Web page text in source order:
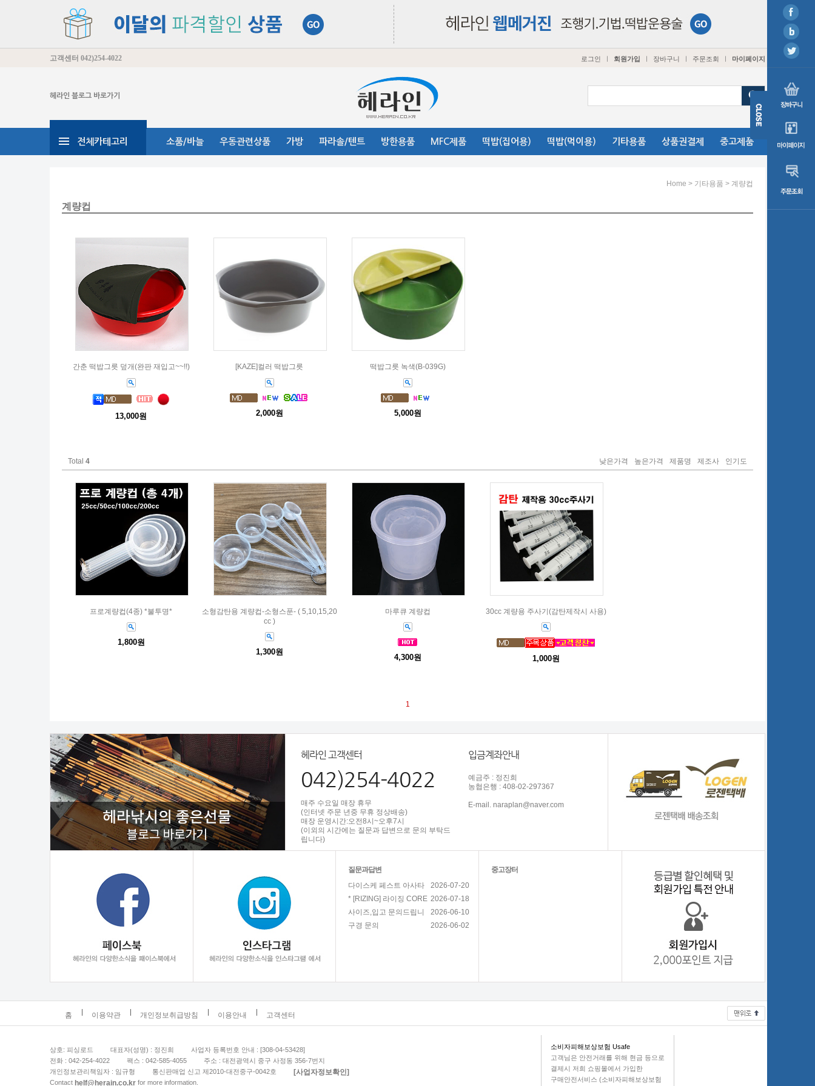
고객센터 042)254-4022 로그인 ㅣ 회원가입 ㅣ 장바구니 ㅣ 주문조회 ㅣ 마이페이지
헤라인 블로그 바로가기
전체카테고리 소품/바늘 우동관련상품 가방 파라솔/텐트 방한용품 MFC제품 떡밥(집어용) 떡밥(먹이용) 기타용품 상품권결제 중고제품
Home > 기타용품 > 계량컵
계량컵
간춘 떡밥그릇 덮개(완판 재입고~~!!)
13,000원
[KAZE]컬러 떡밥그릇
2,000원
떡밥그릇 녹색(B-039G)
5,000원
Total 4 낮은가격 높은가격 제품명 제조사 인기도
프로계량컵(4종) *불투명*
1,800원
소형감탄용 계량컵-소형스푼- ( 5,10,15,20
cc )
1,300원
마루큐 계량컵
4,300원
30cc 계량용 주사기(감탄제작시 사용)
1,000원
1
헤라인 고객센터
042)254-4022
매주 수요일 매장 휴무
(인터넷 주문 년중 무휴 정상배송)
매장 운영시간:오전8시~오후7시
(이외의 시간에는 질문과 답변으로 문의 부탁드
립니다)
입금계좌안내
예금주 : 정진희
농협은행 : 408-02-297367
E-mail. naraplan@naver.com
질문과답변
다이스케 페스트 아사타
2026-07-20
* [RIZING] 라이징 CORE 2026-07-18
사이즈,입고 문의드립니
2026-06-10
구경 문의
2026-06-02
중고장터
홈 이용약관 개인정보취급방침 이용안내 고객센터
상호: 피싱로드 대표자(성명) : 정진희
사업자 등록번호 안내 : [308-04-53428]
전화 : 042-254-4022
팩스 : 042-585-4055
주소 : 대전광역시 중구 사정동 356-7번지
개인정보관리책임자 : 임규형
통신판매업 신고 제2010-대전중구-0042호 [사업자정보확인]
Contact helf@herain.co.kr for more information.
소비자피해보상보험 Usafe
고객님은 안전거래를 위해 현금 등으로
결제시 저희 쇼핑몰에서 가입한
구매안전서비스 (소비자피해보상보험